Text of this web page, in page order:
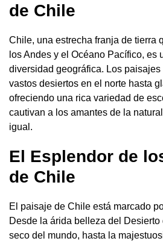
de Chile
Chile, una estrecha franja de tierra
los Andes y el Océano Pacífico, es
diversidad geográfica. Los
vastos desiertos en el norte hasta
ofreciendo una rica variedad de
cautivan a los amantes de la
igual.
El Esplendor de
de Chile
El paisaje de Chile está marcado
Desde la árida belleza del Desierto
seco del mundo, hasta la